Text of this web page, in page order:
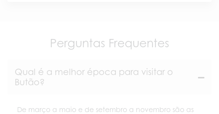
Perguntas Frequentes
Qual é a melhor época para visitar o
Butão?
De março a maio e de setembro a novembro são as